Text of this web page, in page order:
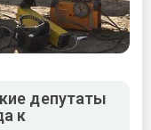
депутаты
к